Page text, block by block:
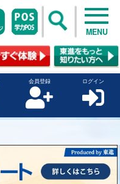
MENU
会員登録 ログイン